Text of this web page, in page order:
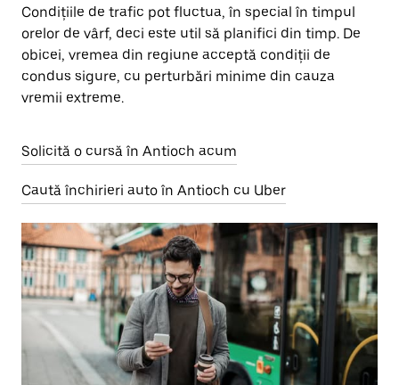
Condițiile de trafic pot fluctua, în special în timpul
orelor de vârf, deci este util să planifici din timp. De
obicei, vremea din regiune acceptă condiții de
condus sigure, cu perturbări minime din cauza
vremii extreme.
Solicită o cursă în Antioch acum
Caută închirieri auto în Antioch cu Uber